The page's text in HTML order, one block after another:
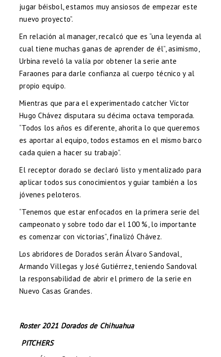
jugar béisbol, estamos muy ansiosos de empezar este
nuevo proyecto”.
En relación al manager, recalcó que es “una leyenda al
cual tiene muchas ganas de aprender de él”, asimismo,
Urbina reveló la valía por obtener la serie ante
Faraones para darle confianza al cuerpo técnico y al
propio equipo.
Mientras que para el experimentado catcher Víctor
Hugo Chávez disputara su décima octava temporada.
“Todos los años es diferente, ahorita lo que queremos
es aportar al equipo, todos estamos en el mismo barco
cada quien a hacer su trabajo”.
El receptor dorado se declaró listo y mentalizado para
aplicar todos sus conocimientos y guiar también a los
jóvenes peloteros.
“Tenemos que estar enfocados en la primera serie del
campeonato y sobre todo dar el 100 %, lo importante
es comenzar con victorias”, finalizó Chávez.
Los abridores de Dorados serán Álvaro Sandoval,
Armando Villegas y José Gutiérrez, teniendo Sandoval
la responsabilidad de abrir el primero de la serie en
Nuevo Casas Grandes.
Roster 2021 Dorados de Chihuahua
PITCHERS